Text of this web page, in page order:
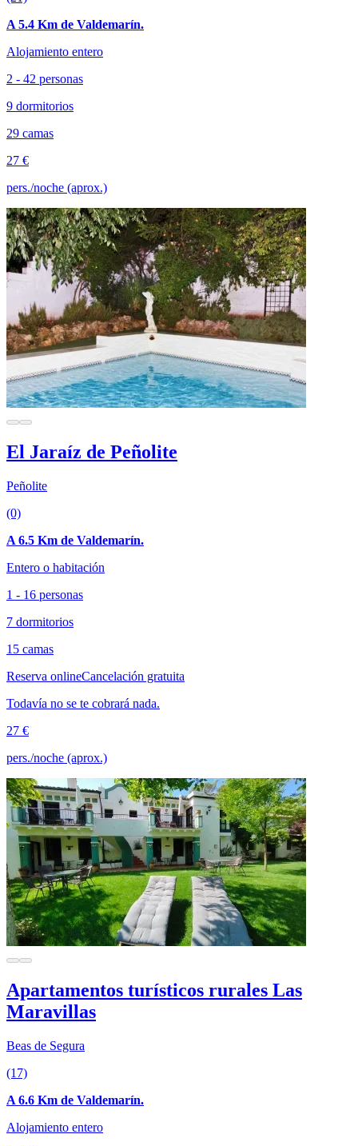
A 5.4 Km de Valdemarín.
Alojamiento entero
2 - 42 personas
9 dormitorios
29 camas
27 €
pers./noche (aprox.)
El Jaraíz de Peñolite
Peñolite
(0)
A 6.5 Km de Valdemarín.
Entero o habitación
1 - 16 personas
7 dormitorios
15 camas
Reserva onlineCancelación gratuita
Todavía no se te cobrará nada.
27 €
pers./noche (aprox.)
Apartamentos turísticos rurales Las
Maravillas
Beas de Segura
(17)
A 6.6 Km de Valdemarín.
Alojamiento entero